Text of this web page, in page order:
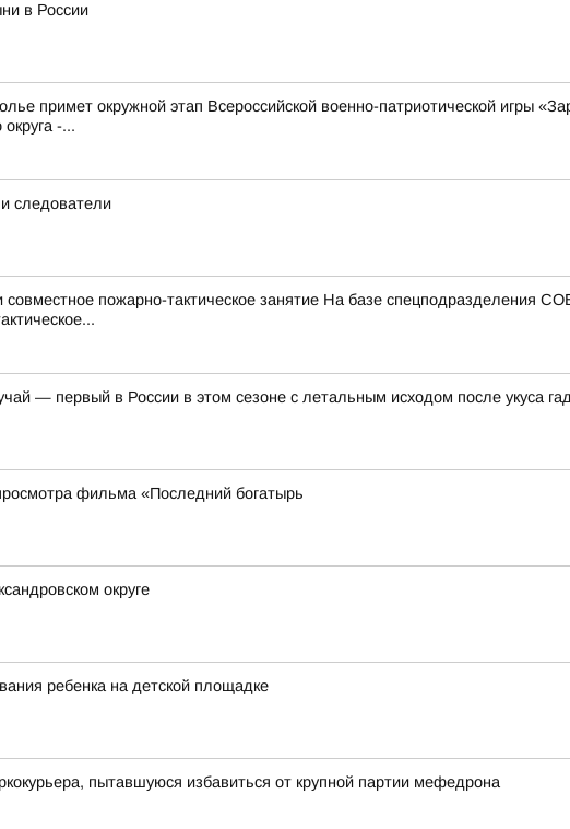
в России
примет окружной этап Всероссийской военно-патриотической игры
-...
следователи
пожарно-тактическое занятие На базе спецподразделения
— первый в России в этом сезоне с летальным исходом после укуса
фильма «Последний богатырь
округе
ребенка на детской площадке
пытавшуюся избавиться от крупной партии мефедрона